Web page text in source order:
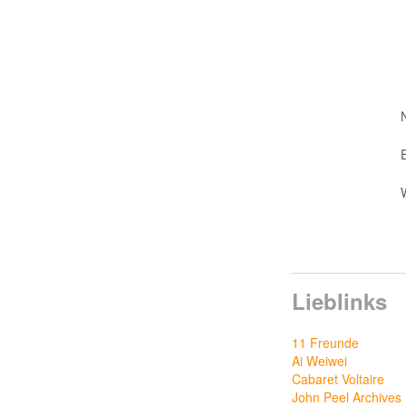
Lieblinks
11 Freunde
Ai Weiwei
Cabaret Voltaire
John Peel Archives